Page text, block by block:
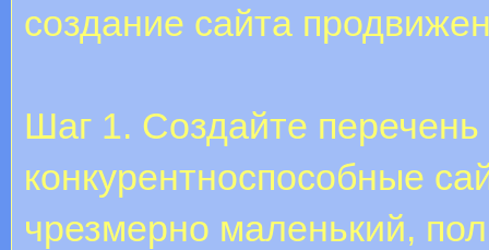
создание сайта
Шаг 1. Создайте
конкурентноспособные
чрезмерно маленький,